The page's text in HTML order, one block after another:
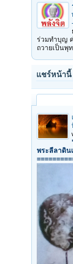
ร่วมทำบุญ
ถวายเป็น
แชร์หน้านี้
พระลีลาดิน